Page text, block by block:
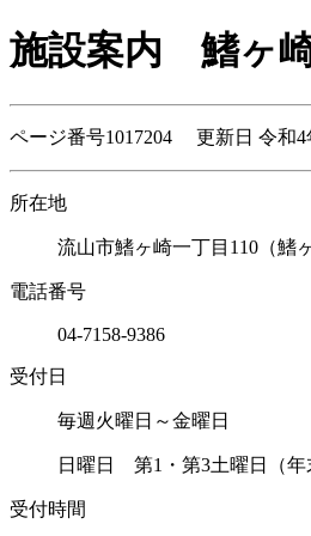
施設案内 鰭ヶ
ページ番号1017204 更新日 令和4
所在地
流山市鰭ヶ崎一丁目110（鰭
電話番号
04-7158-9386
受付日
毎週火曜日～金曜日
日曜日 第1・第3土曜日（年
受付時間